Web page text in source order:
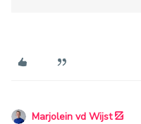
Marjolein vd Wijst